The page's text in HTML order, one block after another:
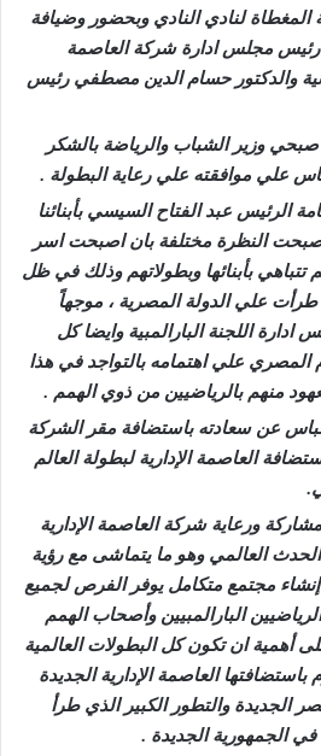
المغطاة لنادي النادي وبحضور وضيافة
مجلس ادارة شركة العاصمة
والدكتور حسام الدين مصطفي رئيس
وزير الشباب والرياضة بالشكر
علي موافقته علي رعاية البطولة .
الرئيس عبد الفتاح السيسي بأبنائنا
النظرة مختلفة بان اصبحت اسر
تتباهي بأبنائها وبطولاتهم وذلك في ظل
طرأت علي الدولة المصرية ، موجهاً
اللجنة البارالمبية وايضا كل
المصري علي اهتمامه بالتواجد في هذا
منهم بالرياضيين من ذوي الهمم .
عن سعادته باستضافة مقر الشركة
العاصمة الإدارية لبطولة العالم
ورعاية شركة العاصمة الإدارية
الحدث العالمي وهو ما يتماشى مع رؤية
مجتمع متكامل يوفر الفرص لجميع
البارالمبيين وأصحاب الهمم
أهمية ان تكون كل البطولات العالمية
العاصمة الإدارية الجديدة
الجديدة والتطور الكبير الذي طرأ
في الجمهورية الجديدة .